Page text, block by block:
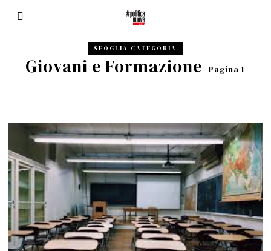
SFOGLIA CATEGORIA
Giovani e Formazione- Pagina 1